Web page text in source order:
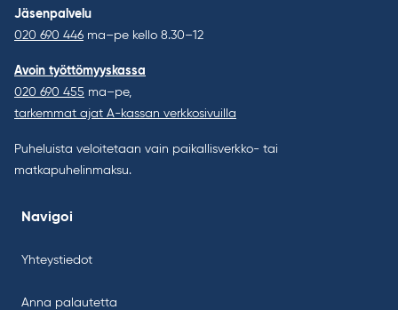
Jäsenpalvelu
020 690 446 ma–pe kello 8.30–12
Avoin työttömyyskassa
020 690 455 ma–pe,
tarkemmat ajat A-kassan verkkosivuilla
Puheluista veloitetaan vain paikallisverkko- tai
matkapuhelinmaksu.
Navigoi
Yhteystiedot
Anna palautetta